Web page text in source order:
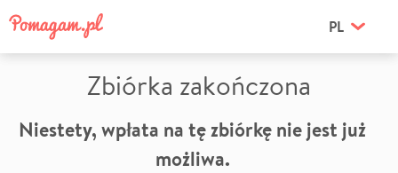
PL
Zbiórka zakończona
Niestety, wpłata na tę zbiórkę nie jest już
możliwa.